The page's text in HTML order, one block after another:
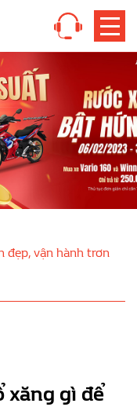
đẹp, vận hành trơn
xăng gì để